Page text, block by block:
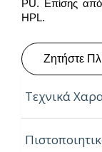
PU. Επίσης
HPL.
Ζητήστε
Τεχνικά
Παραγόμενο